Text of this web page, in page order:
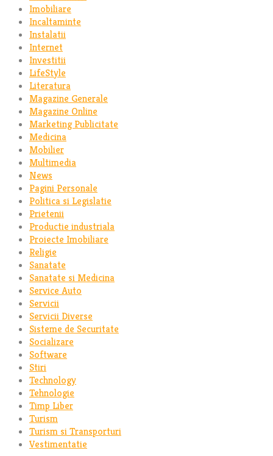
Imobiliare
Incaltaminte
Instalatii
Internet
Investitii
LifeStyle
Literatura
Magazine Generale
Magazine Online
Marketing Publicitate
Medicina
Mobilier
Multimedia
News
Pagini Personale
Politica si Legislatie
Prietenii
Productie industriala
Proiecte Imobiliare
Religie
Sanatate
Sanatate si Medicina
Service Auto
Servicii
Servicii Diverse
Sisteme de Securitate
Socializare
Software
Stiri
Technology
Tehnologie
Timp Liber
Turism
Turism si Transporturi
Vestimentatie